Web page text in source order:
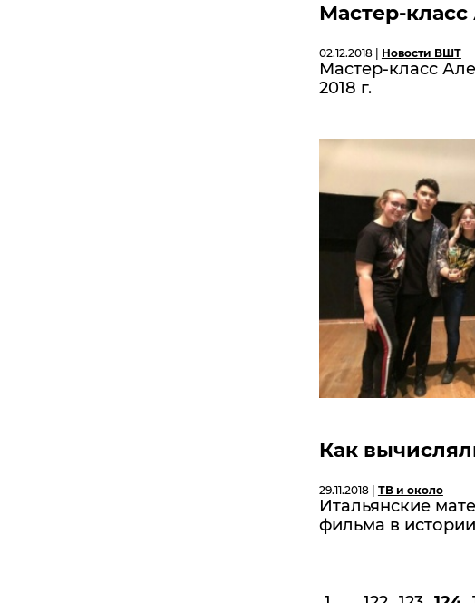
Мастер-
02.12.2018 | Новости ВШТ
Мастер-класс
2018 г.
Как
29.11.2018 | ТВ и около
Итальянские
фильма в